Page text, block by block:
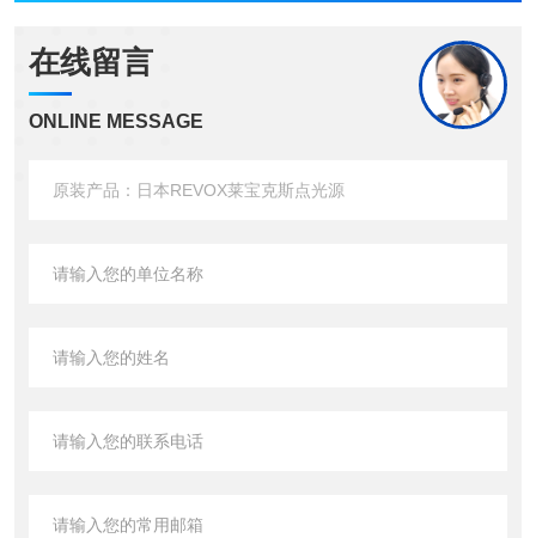
在线留言
ONLINE MESSAGE